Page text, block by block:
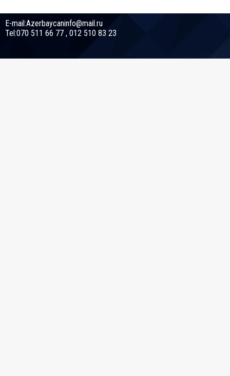
E-mail:Azerbaycaninfo@mail.ru
Tel:070 511 66 77 , 012 510 83 23